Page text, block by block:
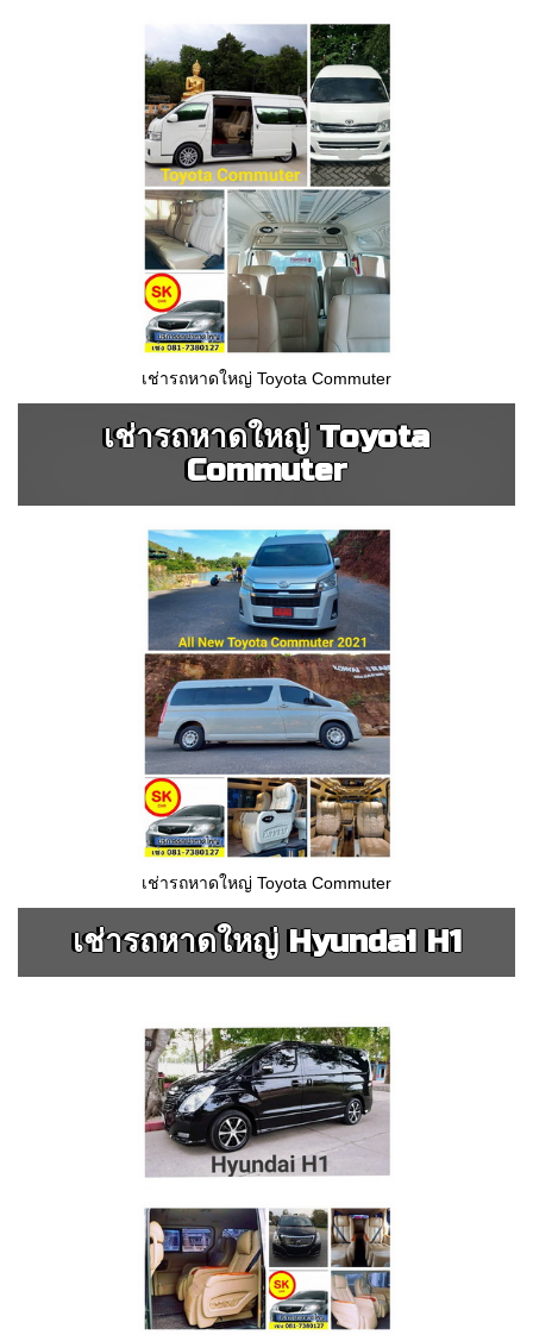
เช่ารถหาดใหญ่ Toyota Commuter
เช่ารถหาดใหญ่ Toyota
Commuter
เช่ารถหาดใหญ่ Toyota Commuter
เช่ารถหาดใหญ่ Hyundai H1